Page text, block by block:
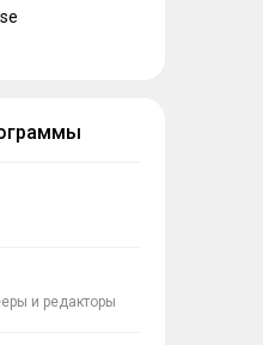
и редакторы